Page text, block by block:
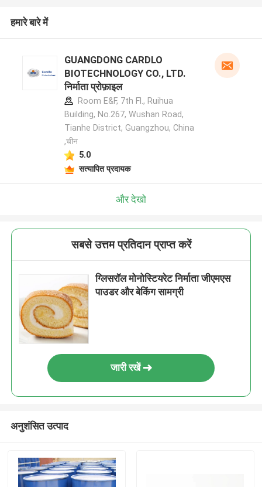
हमारे बारे में
GUANGDONG CARDLO
BIOTECHNOLOGY CO., LTD.
निर्माता प्रोफ़ाइल
Room E&F, 7th Fl., Ruihua
Building, No.267, Wushan Road,
Tianhe District, Guangzhou, China
,चीन
5.0
सत्यापित प्रदायक
और देखो
सबसे उत्तम प्रतिदान प्राप्त करें
ग्लिसरॉल मोनोस्टियरेट निर्माता जीएमएस
पाउडर और बेकिंग सामग्री
जारी रखें
अनुशंसित उत्पाद